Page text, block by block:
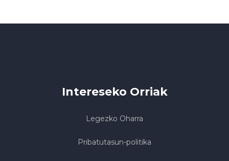
Intereseko Orriak
Legezko Oharra
Pribatutasun-politika